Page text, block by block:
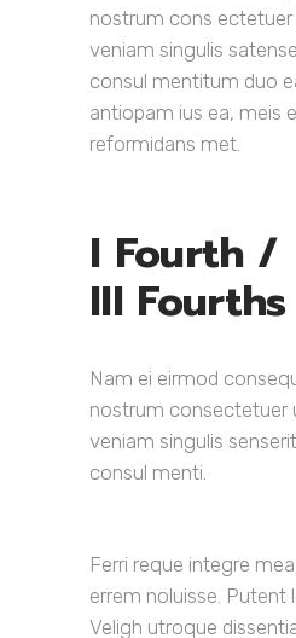
nostrum cons ectetuer
veniam singulis
consul mentitum duo
antiopam ius ea, meis
reformidans met.
I Fourth /
III Fourths
Nam ei eirmod
nostrum consectetuer
veniam singulis
consul menti.
Ferri reque integre
errem noluisse. Putent
Veligh utroque